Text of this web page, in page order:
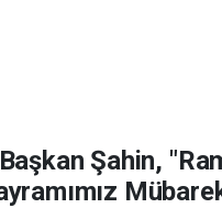
Başkan Şahin,